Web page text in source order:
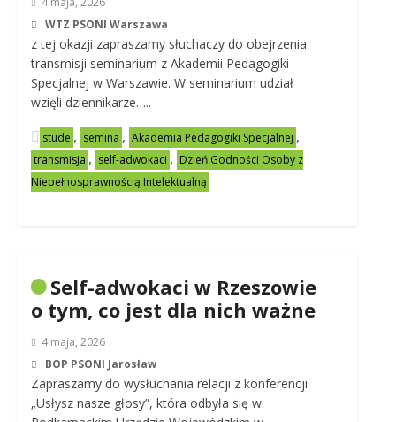
WTZ PSONI Warszawa
z tej okazji zapraszamy słuchaczy do obejrzenia
transmisji seminarium z Akademii Pedagogiki
Specjalnej w Warszawie. W seminarium udział
wzięli dziennikarze…..
stude , semina , Akademia Pedagogiki Specjalnej ,
transmisja , self-adwokaci , Dzień Godności Osoby z
Niepełnosprawnością Intelektualną
Self-adwokaci w Rzeszowie
o tym, co jest dla nich ważne
4 maja, 2026
BOP PSONI Jarosław
Zapraszamy do wysłuchania relacji z konferencji
„Usłysz nasze głosy”, która odbyła się w